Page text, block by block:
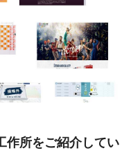
作所をご紹介してい